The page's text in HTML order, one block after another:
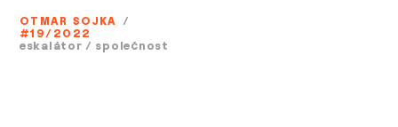
OTMAR SOJKA /
#19/2022
eskalátor / společnost